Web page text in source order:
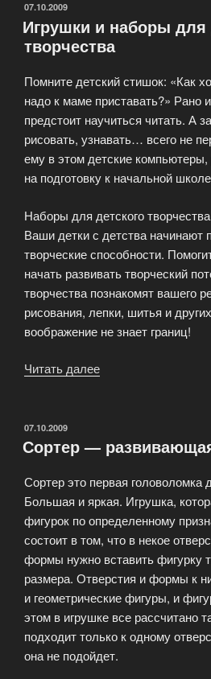
ОПУБЛИКОВАНО
07.10.2009
Игрушки и наборы для
творчества
Помните детский стишок: «Как
надо к маме приставать?» Рано
предстоит научиться читать. А
рисовать, узнавать… всего не
ему в этом детские
на подготовку к начальной
Наборы для детского
Ваши детки с детства начинают
творческие способности.
начать развивать творческий
творчества познакомят вашего
рисования, лепки, шитья и
воображение не знает границ!
Читать далее
детского
ОПУБЛИКОВАНО
07.10.2009
Сортер —
Сортер это первая
Большая и яркая. Игрушка,
фигурок по определенному
состоит в том, что в некое
формы нужно вставить фигурку
размера. Отверстия и формы к
и геометрические фигуры, и
этом в игрушке все рассчитано
подходит только к одному
она не подойдет.